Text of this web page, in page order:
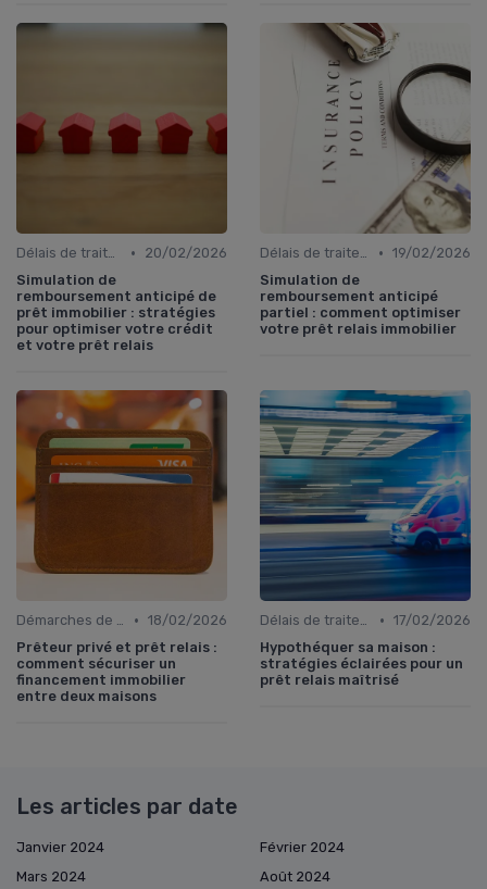
Délais de traitement •
20/02/2026
Simulation de
remboursement anticipé de
prêt immobilier : stratégies
pour optimiser votre crédit
et votre prêt relais
Délais de traitement • 19/02/2026
Simulation de
remboursement anticipé
partiel : comment optimiser
votre prêt relais immobilier
Démarches de demande de prêt relais • 18/02/2026
Prêteur privé et prêt relais :
comment sécuriser un
financement immobilier
entre deux maisons
Délais de traitement • 17/02/2026
Hypothéquer sa maison :
stratégies éclairées pour un
prêt relais maîtrisé
Les articles par date
Janvier 2024
Février 2024
Mars 2024
Août 2024